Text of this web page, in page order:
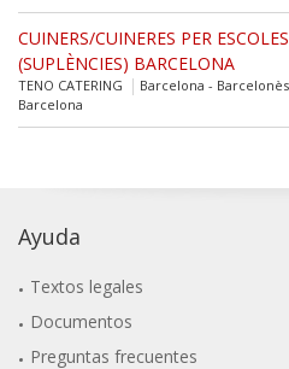
CUINERS/CUINERES PER ESCOLES
(SUPLÈNCIES) BARCELONA
TENO CATERING
Barcelona -
Barcelona
Ayuda
Textos legales
Documentos
Preguntas frecuentes